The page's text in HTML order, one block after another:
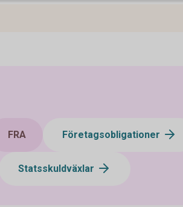
FRA Företagsobligationer
Statsskuldväxlar